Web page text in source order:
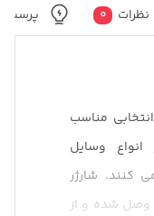
نظرات 0 پرسش
انتخابی مناسب
انواع وسایل
کنند. شارژر
وصل شده و از